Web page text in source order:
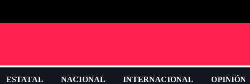
ESTATAL NACIONAL INTERNACIONAL OPINIÓN